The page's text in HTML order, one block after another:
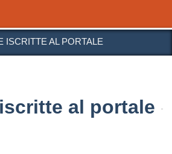
ISCRITTE AL PORTALE
al portale